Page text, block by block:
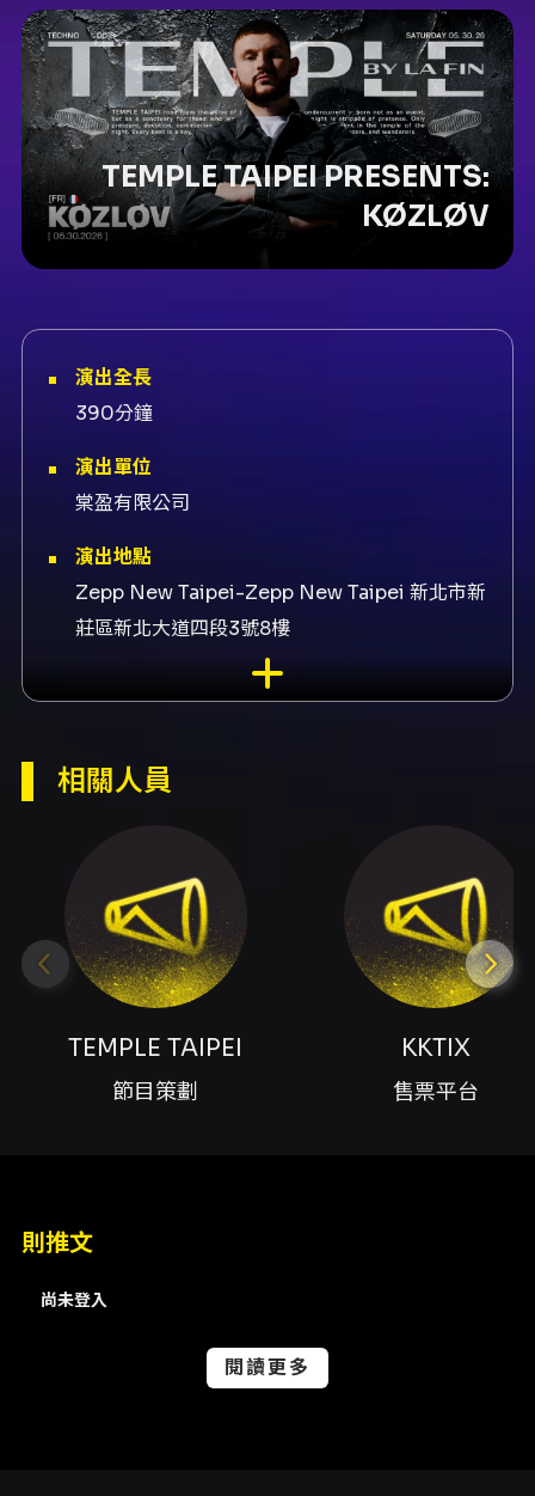
TEMPLE TAIPEI PRESENTS:
KØZLØV
演出全長
390分鐘
演出單位
棠盈有限公司
演出地點
Zepp New Taipei-Zepp New Taipei 新北市新
莊區新北大道四段3號8樓
VICKY、演出House Mate、演出GIORGIO
活動簡介 KØZLØV 是活躍於歐洲地下 techno
場景的 DJ 與製作人，風格結合 Hard
Techno、Industrial 與高壓能量，代表曲目包
含 Tchernobyl、Settlement of Disputes、
She Wants To Go Harder。此次由 TEMPLE
TAIPEI 系列呈現，邀請多位本地及國際 DJ 在
強烈舞池動能的現場體驗。 時間與場次 - 演出日
04:00 KØZLØV；04:00–05:30 VICKY -
Greenhouse Stage（同場次備註）：23:00–
GIORGIO LEONE；02:30–04:00 Bcxuan；
Early Bird（KKTIX）：NT$1,000 - Pre-
sale（KKTIX）：NT$1,100 - 現場購票：
相關人員
TEMPLE TAIPEI
節目策劃
KKTIX
售票平台
則推文
尚未登入
閱讀更多